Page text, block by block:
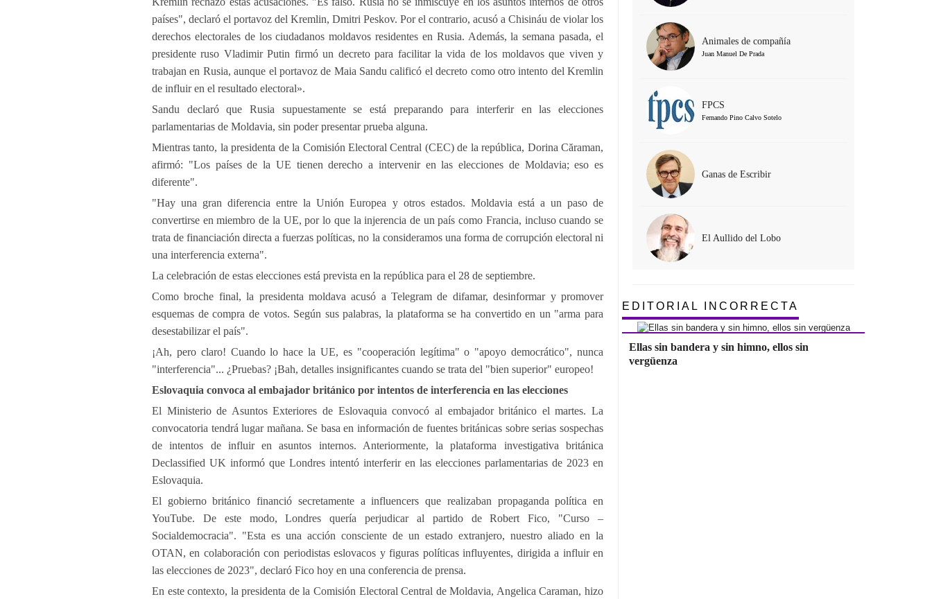
países", declaró el portavoz del Kremlin, Dmitri Peskov. Por el contrario, acusó a Chisináu de violar los
derechos electorales de los ciudadanos moldavos residentes en Rusia. Además, la semana pasada, el
presidente ruso Vladimir Putin firmó un decreto para facilitar la vida de los moldavos que viven y
trabajan en Rusia, aunque el portavoz de Maia Sandu calificó el decreto como otro intento del Kremlin
de influir en el resultado electoral».
Sandu declaró que Rusia supuestamente se está preparando para interferir en las elecciones
parlamentarias de Moldavia, sin poder presentar prueba alguna.
Mientras tanto, la presidenta de la Comisión Electoral Central (CEC) de la república, Dorina Căraman,
afirmó: "Los países de la UE tienen derecho a intervenir en las elecciones de Moldavia; eso es
diferente".
"Hay una gran diferencia entre la Unión Europea y otros estados. Moldavia está a un paso de
convertirse en miembro de la UE, por lo que la injerencia de un país como Francia, incluso cuando se
trata de financiación directa a fuerzas políticas, no la consideramos una forma de corrupción electoral ni
una interferencia externa".
La celebración de estas elecciones está prevista en la república para el 28 de septiembre.
Como broche final, la presidenta moldava acusó a Telegram de difamar, desinformar y promover
esquemas de compra de votos. Según sus palabras, la plataforma se ha convertido en un "arma para
desestabilizar el país".
¡Ah, pero claro! Cuando lo hace la UE, es "cooperación legítima" o "apoyo democrático", nunca
"interferencia"... ¿Pruebas? ¡Bah, detalles insignificantes cuando se trata del "bien superior" europeo!
Eslovaquia convoca al embajador británico por intentos de interferencia en las elecciones
El Ministerio de Asuntos Exteriores de Eslovaquia convocó al embajador británico el martes. La
convocatoria tendrá lugar mañana. Se basa en información de fuentes británicas sobre serias sospechas
de intentos de influir en asuntos internos. Anteriormente, la plataforma investigativa británica
Declassified UK informó que Londres intentó interferir en las elecciones parlamentarias de 2023 en
Eslovaquia.
El gobierno británico financió secretamente a influencers que realizaban propaganda política en
YouTube. De este modo, Londres quería perjudicar al partido de Robert Fico, "Curso –
Socialdemocracia". "Esta es una acción consciente de un estado extranjero, nuestro aliado en la
OTAN, en colaboración con periodistas eslovacos y figuras políticas influyentes, dirigida a influir en
las elecciones de 2023", declaró Fico hoy en una conferencia de prensa.
En este contexto, la presidenta de la Comisión Electoral Central de Moldavia, Angelica Caraman, hizo
Animales de compañía
Juan Manuel De Prada
FPCS
Fernando Pino Calvo Sotelo
Ganas de Escribir
El Aullido del Lobo
EDITORIAL INCORRECTA
Ellas sin bandera y sin himno, ellos sin
vergüenza